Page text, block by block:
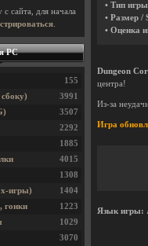
• Тип
• Размер /
• Оценка
Dungeon
центра!
Из-за
Игра
Язык игры:
сайта, для начала
PC
155
3991
3507
2292
1885
4015
1308
1404
игры)
1223
гонки
1029
3070